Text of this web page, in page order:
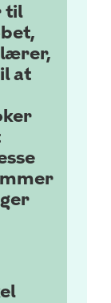
til
at